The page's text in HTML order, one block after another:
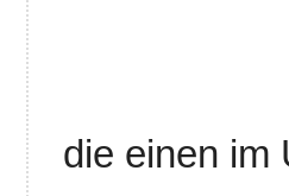
die einen im